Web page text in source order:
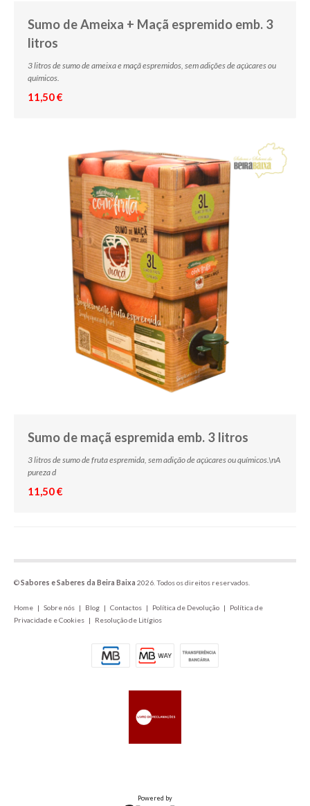
Sumo de Ameixa + Maçã espremido emb. 3
litros
3 litros de sumo de ameixa e maçã espremidos, sem adições de açúcares ou
químicos.
11,50 €
Sumo de maçã espremida emb. 3 litros
3 litros de sumo de fruta espremida, sem adição de açúcares ou químicos.\nA
pureza d
11,50 €
©Sabores e Saberes da Beira Baixa 2026. Todos os direitos reservados.
Home | Sobre nós | Blog | Contactos | Política de Devolução | Política de
Privacidade e Cookies | Resolução de Litígios
Powered by